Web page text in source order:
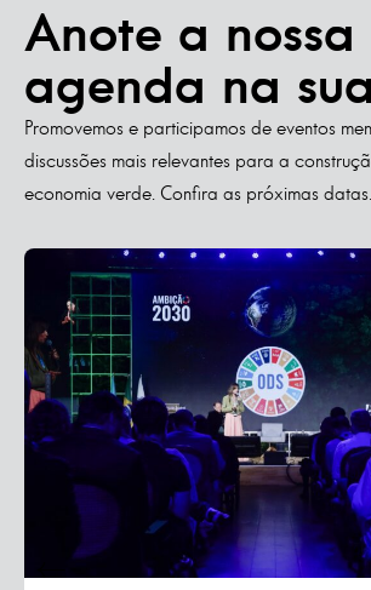
Anote a nossa
agenda na sua
Promovemos e participamos de eventos
discussões mais relevantes para a
economia verde. Confira as próximas datas.